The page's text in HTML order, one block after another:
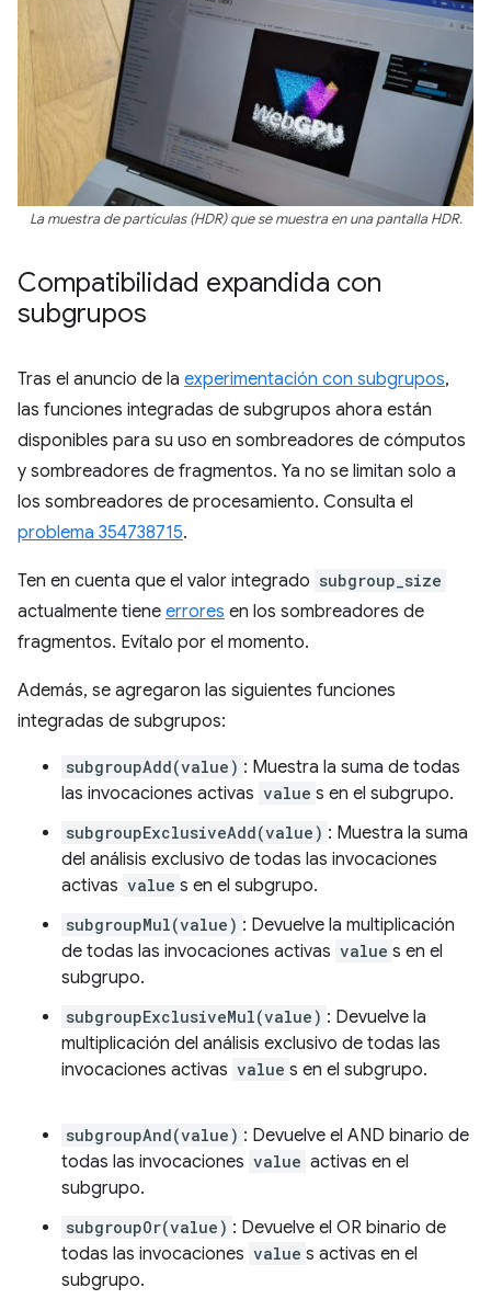
La muestra de partículas (HDR) que se muestra en una pantalla HDR.
Compatibilidad expandida con
subgrupos
Tras el anuncio de la experimentación con subgrupos,
las funciones integradas de subgrupos ahora están
disponibles para su uso en sombreadores de cómputos
y sombreadores de fragmentos. Ya no se limitan solo a
los sombreadores de procesamiento. Consulta el
problema 354738715.
Ten en cuenta que el valor integrado subgroup_size
actualmente tiene errores en los sombreadores de
fragmentos. Evítalo por el momento.
Además, se agregaron las siguientes funciones
integradas de subgrupos:
subgroupAdd(value) : Muestra la suma de todas
las invocaciones activas value s en el subgrupo.
subgroupExclusiveAdd(value) : Muestra la suma
del análisis exclusivo de todas las invocaciones
activas value s en el subgrupo.
subgroupMul(value) : Devuelve la multiplicación
de todas las invocaciones activas value s en el
subgrupo.
subgroupExclusiveMul(value) : Devuelve la
multiplicación del análisis exclusivo de todas las
invocaciones activas value s en el subgrupo.
subgroupAnd(value) : Devuelve el AND binario de
todas las invocaciones value activas en el
subgrupo.
subgroupOr(value) : Devuelve el OR binario de
todas las invocaciones value s activas en el
subgrupo.